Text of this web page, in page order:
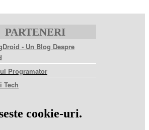
PARTENERI
- Un Blog Despre
Programator
Tech
cookie-uri.